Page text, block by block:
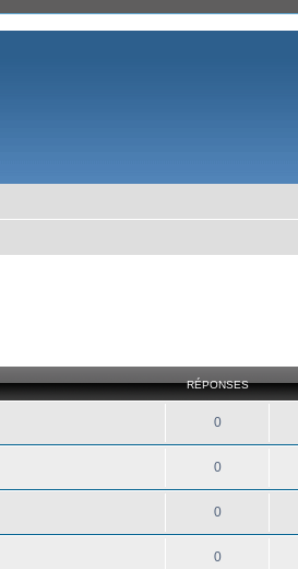
RÉPONSES
0
0
0
0